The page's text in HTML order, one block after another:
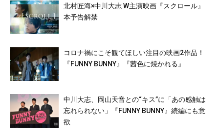
北村匠海×中川大志 W主演映画『スクロール』
本予告解禁
コロナ禍にこそ観てほしい注目の映画2作品！
『FUNNY BUNNY』『茜色に焼かれる』
中川大志、岡山天音との“キス”に「あの感触は
忘れられない」『FUNNY BUNNY』続編にも意
欲